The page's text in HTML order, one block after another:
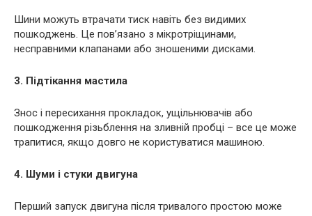
Шини можуть втрачати тиск навіть без видимих
пошкоджень. Це пов’язано з мікротріщинами,
несправними клапанами або зношеними дисками.
3. Підтікання мастила
Знос і пересихання прокладок, ущільнювачів або
пошкодження різьблення на зливній пробці – все це може
трапитися, якщо довго не користуватися машиною.
4. Шуми і стуки двигуна
Перший запуск двигуна після тривалого простою може